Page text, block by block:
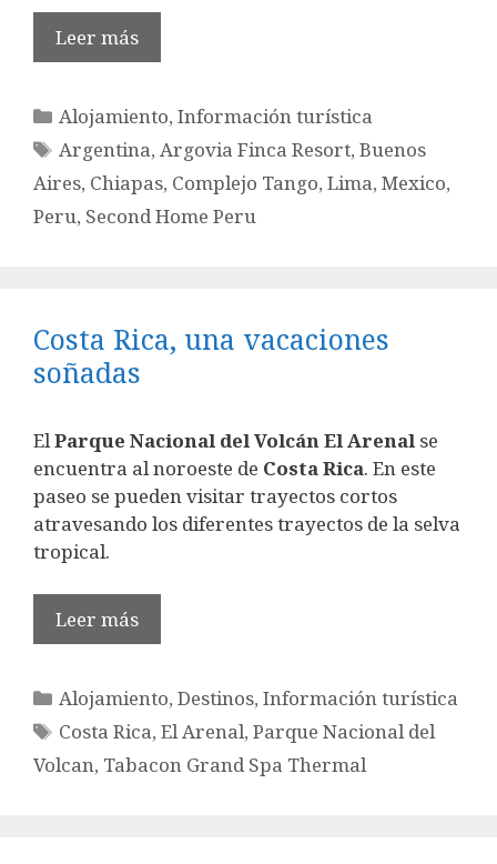
Leer más
Categorías
Alojamiento,Información turística
Etiquetas
Argentina,Argovia Finca Resort,Buenos
Aires, Chiapas, Complejo Tango, Lima, Mexico,
Peru, Second Home Peru
Costa Rica, una vacaciones
soñadas
ElParque Nacional del Volcán El Arenal se
encuentra al noroeste de Costa Rica. En este
paseo se pueden visitar trayectos cortos
atravesando los diferentes trayectos de la selva
tropical.
Leer más
Categorías
Alojamiento,Destinos,Información turística
Etiquetas
Costa Rica,El Arenal,Parque Nacional del
Volcan, Tabacon Grand Spa Thermal